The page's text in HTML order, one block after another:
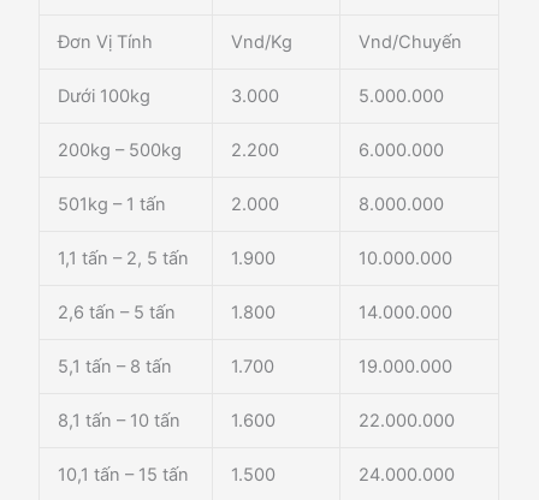
Đơn Vị Tính Vnd/Kg Vnd/Chuyến
Dưới 100kg 3.000 5.000.000
200kg – 500kg 2.200 6.000.000
501kg – 1 tấn 2.000 8.000.000
1,1 tấn – 2, 5 tấn 1.900 10.000.000
2,6 tấn – 5 tấn 1.800 14.000.000
5,1 tấn – 8 tấn 1.700 19.000.000
8,1 tấn – 10 tấn 1.600 22.000.000
10,1 tấn – 15 tấn 1.500 24.000.000